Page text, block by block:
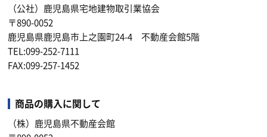
（公社）鹿児島県宅地建物取引業協会
〒890-0052
鹿児島県鹿児島市上之園町24-4 不動産会館5階
TEL:099-252-7111
FAX:099-257-1452
商品の購入に関して
（株）鹿児島県不動産会館